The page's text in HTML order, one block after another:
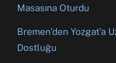
Masasına Oturdu
Bremen’den Yozgat’a
Dostluğu